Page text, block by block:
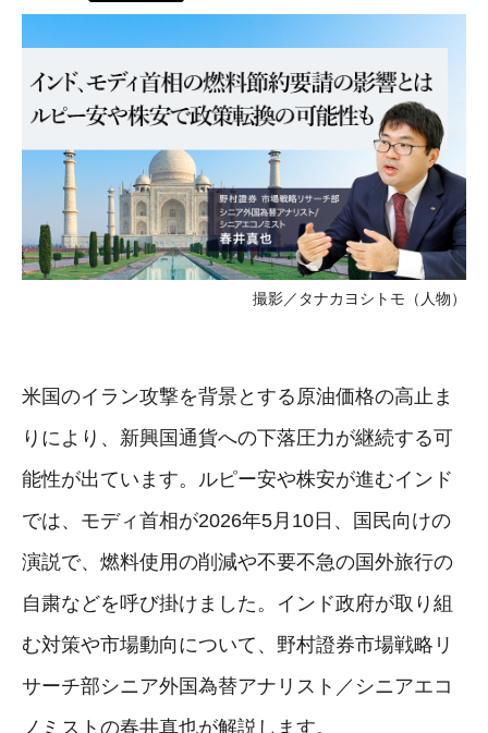
撮影／タナカヨシトモ（人物）
米国のイラン攻撃を背景とする原油価格の高止ま
りにより、新興国通貨への下落圧力が継続する可
能性が出ています。ルピー安や株安が進むインド
では、モディ首相が2026年5月10日、国民向けの
演説で、燃料使用の削減や不要不急の国外旅行の
自粛などを呼び掛けました。インド政府が取り組
む対策や市場動向について、野村證券市場戦略リ
サーチ部シニア外国為替アナリスト／シニアエコ
ノミストの春井真也が解説します。